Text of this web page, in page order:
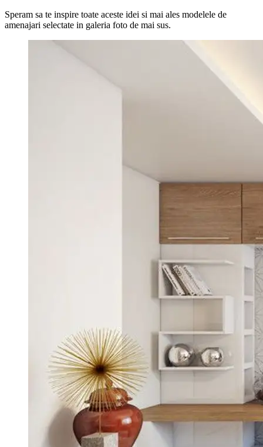
Speram sa te inspire toate aceste idei si mai ales modelele de
amenajari selectate in galeria foto de mai sus.